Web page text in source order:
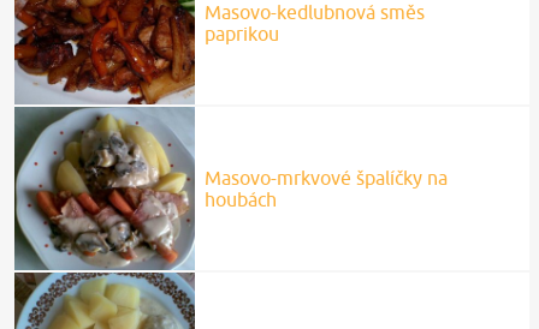
Masovo-kedlubnová směs
paprikou
Masovo-mrkvové špalíčky na
houbách